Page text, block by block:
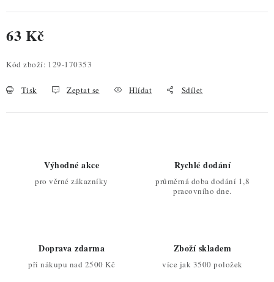
63 Kč
Kód zboží: 129-170353
Tisk Zeptat se Hlídat Sdílet
Výhodné akce
pro věrné zákazníky
Rychlé dodání
průměrná doba dodání 1,8
pracovního dne.
Doprava zdarma
při nákupu nad 2500 Kč
Zboží skladem
více jak 3500 položek